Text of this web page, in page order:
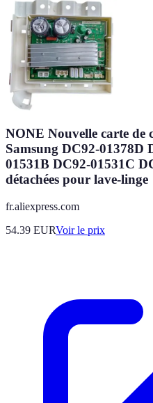
NONE Nouvelle carte de
Samsung DC92-01378D
01531B DC92-01531C
détachées pour lave-linge
fr.aliexpress.com
54.39 EURVoir le prix